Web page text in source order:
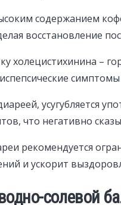
содержанием
восстановление
холецистихинина –
усугубляется
что негативно
рекомендуется
и ускорит
солевой